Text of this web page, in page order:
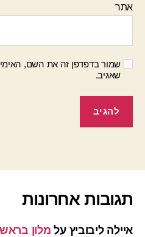
אתר
שמור בדפדפן זה את השם,
שאגיב.
תגובות אחרונות
איילה ליבוביץ על מלון